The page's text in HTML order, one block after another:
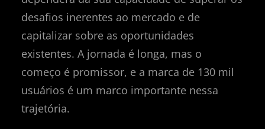
desafios inerentes ao mercado e de
capitalizar sobre as oportunidades
existentes. A jornada é longa, mas o
começo é promissor, e a marca de 130 mil
usuários é um marco importante nessa
trajetória.